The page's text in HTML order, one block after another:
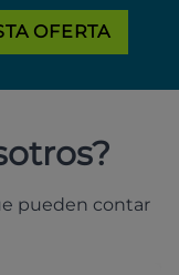
OFERTA
pueden contar